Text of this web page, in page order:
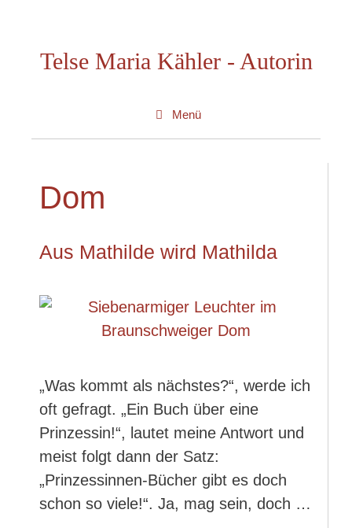
springenTelse Maria Kähler - Autorin
Menü
Dom
Aus Mathilde wird Mathilda
„Was kommt als nächstes?“, werde ich
oft gefragt. „Ein Buch über eine
Prinzessin!“, lautet meine Antwort und
meist folgt dann der Satz:
„Prinzessinnen-Bücher gibt es doch
schon so viele!“. Ja, mag sein, doch …